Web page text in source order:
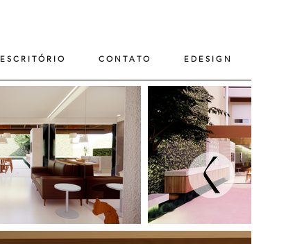
E S C R I T Ó R I O C O N T A T O E D E S I G N